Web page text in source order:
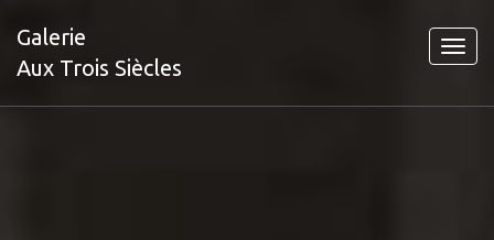
Galerie
Aux Trois Siècles